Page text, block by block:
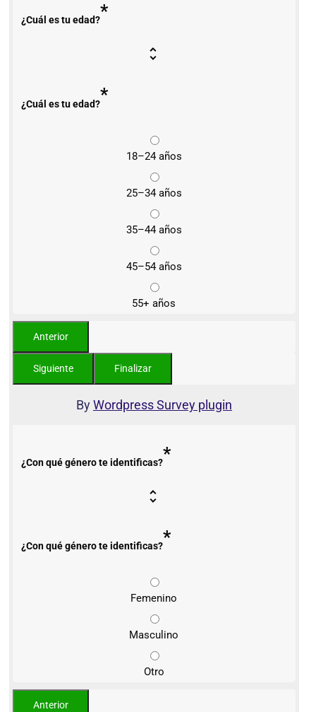
¿Cuál es tu edad?*
¿Cuál es tu edad?*
18–24 años
25–34 años
35–44 años
45–54 años
55+ años
ByWordpress Survey plugin
¿Con qué género te identificas?*
¿Con qué género te identificas?*
Femenino
Masculino
Otro